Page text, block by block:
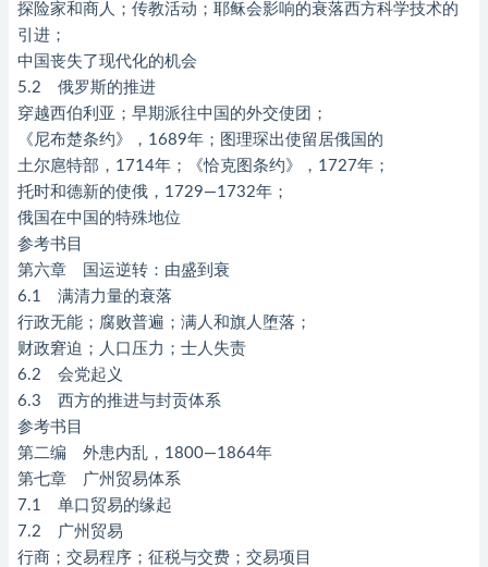
探险家和商人；传教活动；耶稣会影响的衰落西方科学技术的
引进；
中国丧失了现代化的机会
5.2 俄罗斯的推进
穿越西伯利亚；早期派往中国的外交使团；
《尼布楚条约》，1689年；图理琛出使留居俄国的
土尔扈特部，1714年；《恰克图条约》，1727年；
托时和德新的使俄，1729—1732年；
俄国在中国的特殊地位
参考书目
第六章 国运逆转：由盛到衰
6.1 满清力量的衰落
行政无能；腐败普遍；满人和旗人堕落；
财政窘迫；人口压力；士人失责
6.2 会党起义
6.3 西方的推进与封贡体系
参考书目
第二编 外患内乱，1800—1864年
第七章 广州贸易体系
7.1 单口贸易的缘起
7.2 广州贸易
行商；交易程序；征税与交费；交易项目